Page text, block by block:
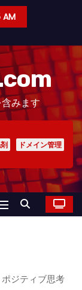
AM
みます
ドメイン管理
ジティブ思考